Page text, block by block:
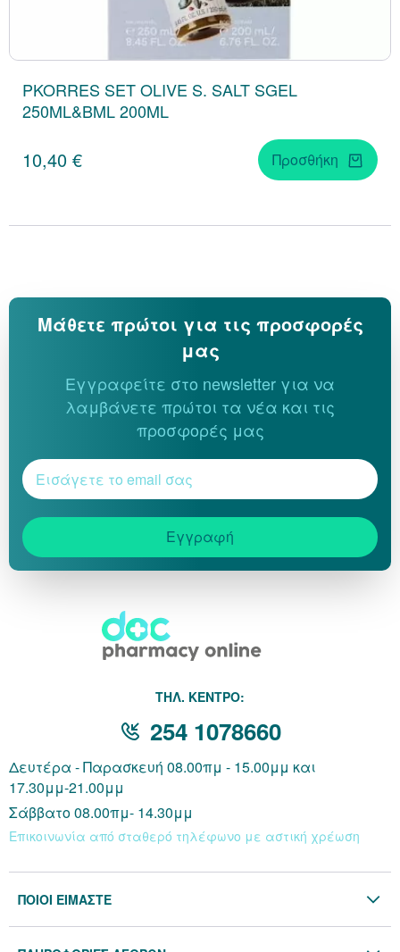
PKORRES SET OLIVE S. SALT SGEL
250ML&BML 200ML
10,40 € Προσθήκη
Μάθετε πρώτοι για τις προσφορές
μας
Εγγραφείτε στο newsletter για να
λαμβάνετε πρώτοι τα νέα και τις
προσφορές μας
Εγγραφή
THΛ. ΚΕΝΤΡΟ:
254 1078660
Δευτέρα - Παρασκευή 08.00πμ - 15.00μμ και
17.30μμ-21.00μμ
Σάββατο 08.00πμ- 14.30μμ
Επικοινωνία από σταθερό τηλέφωνο με αστική χρέωση
ΠΟΙΟΙ ΕΙΜΑΣΤΕ